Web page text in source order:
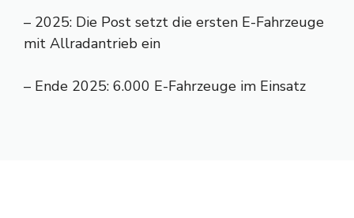
– 2025: Die Post setzt die ersten E-Fahrzeuge
mit Allradantrieb ein
– Ende 2025: 6.000 E-Fahrzeuge im Einsatz